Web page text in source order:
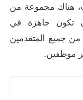
هناك مجموعة من
تكون جاهزة في
جميع المتقدمين
موظفين.